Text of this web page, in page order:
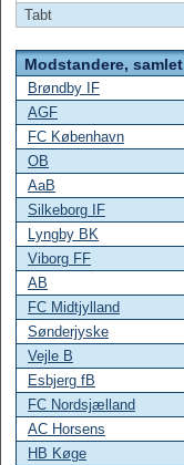
Tabt
Modstandere, samlet
Brøndby IF
AGF
FC København
OB
AaB
Silkeborg IF
Lyngby BK
Viborg FF
AB
FC Midtjylland
Sønderjyske
Vejle B
Esbjerg fB
FC Nordsjælland
AC Horsens
HB Køge